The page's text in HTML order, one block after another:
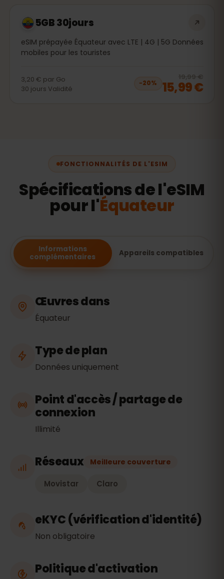
5GB 30jours
eSIM prépayée Équateur avec LTE | 4G | 5G Données
mobiles pour les touristes
3,20 € par Go
30 jours Validité
−20%
19,99 €
15,99 €
FONCTIONNALITÉS DE L'ESIM
Spécifications de l'eSIM
pour l'Équateur
Informations
complémentaires
Appareils compatibles
Œuvres dans
Équateur
Type de plan
Données uniquement
Point d'accès / partage de
connexion
Illimité
Réseaux Meilleure couverture
Movistar Claro
eKYC (vérification d'identité)
Non obligatoire
Politique d'activation